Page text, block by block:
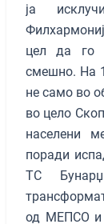
ја
цел да го
смешно. На
не само во
во цело
населени
поради
ТС
од МЕПСО и